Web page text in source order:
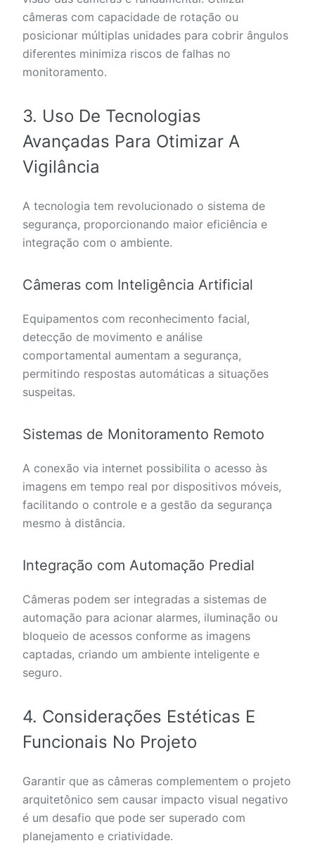
câmeras com capacidade de rotação ou
posicionar múltiplas unidades para cobrir ângulos
diferentes minimiza riscos de falhas no
monitoramento.
3. Uso De Tecnologias
Avançadas Para Otimizar A
Vigilância
A tecnologia tem revolucionado o sistema de
segurança, proporcionando maior eficiência e
integração com o ambiente.
Câmeras com Inteligência Artificial
Equipamentos com reconhecimento facial,
detecção de movimento e análise
comportamental aumentam a segurança,
permitindo respostas automáticas a situações
suspeitas.
Sistemas de Monitoramento Remoto
A conexão via internet possibilita o acesso às
imagens em tempo real por dispositivos móveis,
facilitando o controle e a gestão da segurança
mesmo à distância.
Integração com Automação Predial
Câmeras podem ser integradas a sistemas de
automação para acionar alarmes, iluminação ou
bloqueio de acessos conforme as imagens
captadas, criando um ambiente inteligente e
seguro.
4. Considerações Estéticas E
Funcionais No Projeto
Garantir que as câmeras complementem o projeto
arquitetônico sem causar impacto visual negativo
é um desafio que pode ser superado com
planejamento e criatividade.